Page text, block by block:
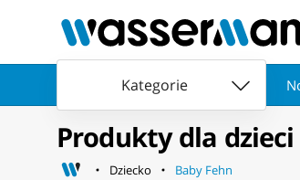
Kategorie
Produkty dla
Dziecko Baby Fehn